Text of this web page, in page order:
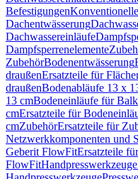
BefestigungenKonventionelle
Dachentwässerung
Dachwassereinläufe
Dampfsperrenelemente
ZubehörBodenentwässerung
draußenErsatzteile für
draußenBodenabläufe 13 x
13 cmBodeneinläufe für
cmErsatzteile für
cmZubehörErsatzteile für
Netzwerkkomponenten und
Geberit FlowFitErsatzteile
FlowFitHandpresswerkzeuge